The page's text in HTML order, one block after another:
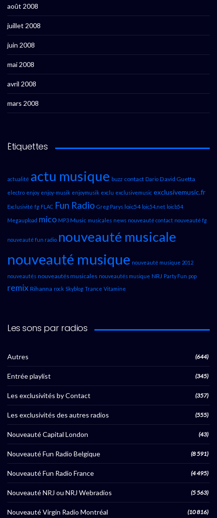
août 2008
juillet 2008
juin 2008
mai 2008
avril 2008
mars 2008
Étiquettes
actualité actu musique buzz contact Dario David Guetta
electro enjoy enjoy-musik enjoymusik exclu exclusivemusic exclusivemusic.fr
Exclusivité fg FLAC Fun Radio Greg Parys loic54 loic54.net loicb54
Megaupload mico MP3 Music musicales news nouveauté contact nouveauté fg
nouveauté fun radio nouveauté musicale
nouveauté musique nouveauté musique 2012
nouveautés nouveautés musicales nouveautés musique NRJ Party Fun pop
remix Rihanna rock Skyblog Trance Vitamine
Les sons par radios
Autres (644)
Entrée playlist (345)
Les exclusivités by Contact (357)
Les exclusivités des autres radios (555)
Nouveauté Capital London (43)
Nouveauté Fun Radio Belgique (8 591)
Nouveauté Fun Radio France (4 495)
Nouveauté NRJ ou NRJ Webradios (5 563)
Nouveauté Virgin Radio Montréal (10 816)